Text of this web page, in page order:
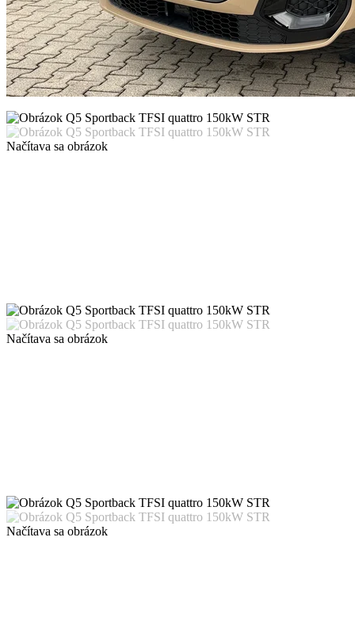
Načítava sa obrázok
Načítava sa obrázok
Načítava sa obrázok